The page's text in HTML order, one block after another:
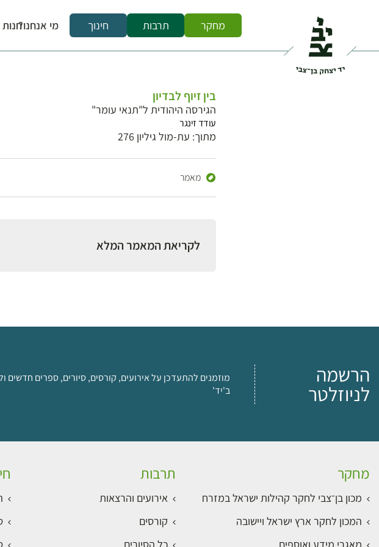
מחקר תרבות חינוך מי אנחנו?
בין זיוף לבדיון
הגירסה היהודית ל"תנאי עומר"
עודד זינגר
מתוך: עת-מול גיליון 276
מאמר
לקריאת המאמר המלא
הרשמה
לניוזלטר
מוזמנים להתעדכן על אירועים, קורסים, סיורים, ספרים
ב'יד'
מחקר
מכון בן־צבי לחקר קהילות ישראל במזרח
המכון לחקר ארץ ישראל ויישובה
תרבות
אירועים והרצאות
קורסים